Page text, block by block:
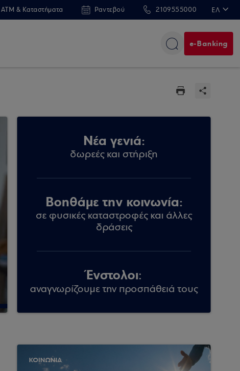
ATM & Καταστήματα Ραντεβού 2109555000 ΕΛ
e-Banking
Νέα γενιά:
δωρεές και στήριξη
Βοηθάμε την κοινωνία:
σε φυσικές καταστροφές και άλλες
δράσεις
Ένστολοι:
αναγνωρίζουμε την προσπάθειά τους
ΚΟΙΝΩΝΙΑ